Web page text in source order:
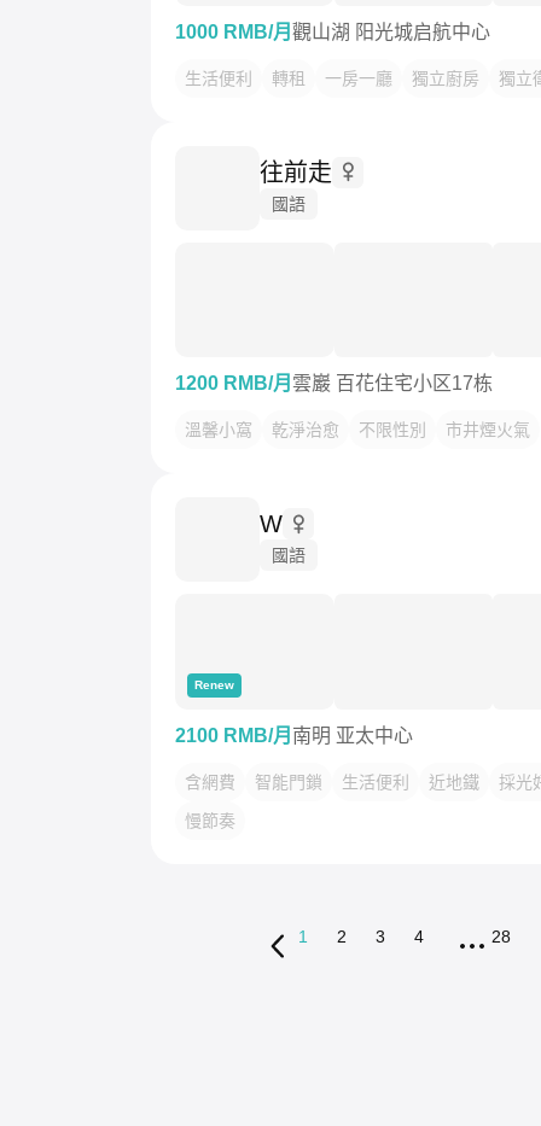
1000 RMB/月 觀山湖 阳光城启航中心
生活便利 轉租 一房一廳 獨立廚房 獨立
往前走
國語
1200 RMB/月 雲巖 百花住宅小区17栋
溫馨小窩 乾淨治愈 不限性別 市井煙火氣
W
國語
Renew
2100 RMB/月 南明 亚太中心
含網費 智能門鎖 生活便利 近地鐵
採光
慢節奏
1 2 3 4 28